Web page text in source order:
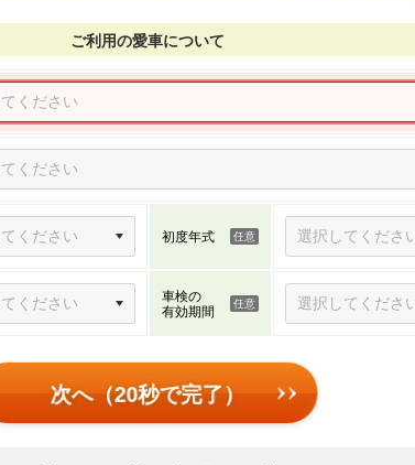
ご利用の愛車について
初度年式
車検の
有効期間
次へ（20秒で完了）